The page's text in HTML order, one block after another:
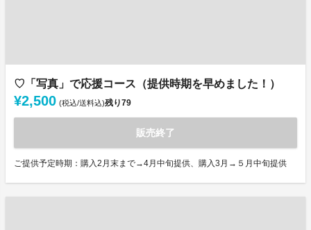
♡「写真」で応援コース（提供時期を早めました！）
¥2,500 (税込/送料込)残り79
販売終了
ご提供予定時期：購入2月末まで→4月中旬提供、購入3月→５月中旬提供